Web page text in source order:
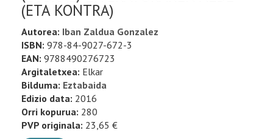
(ETA KONTRA)
Autorea: Iban Zaldua Gonzalez
ISBN: 978-84-9027-672-3
EAN: 9788490276723
Argitaletxea: Elkar
Bilduma: Eztabaida
Edizio data: 2016
Orri kopurua: 280
PVP originala: 23,65 €